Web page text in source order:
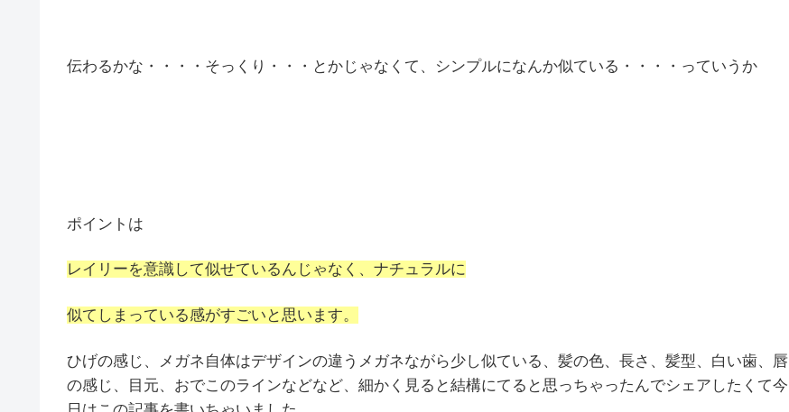
伝わるかな・・・・そっくり・・・とかじゃなくて、シンプルになんか似ている・・・・っていうか
ポイントは
レイリーを意識して似せているんじゃなく、ナチュラルに
似てしまっている感がすごいと思います。
ひげの感じ、メガネ自体はデザインの違うメガネながら少し似ている、髪の色、長さ、髪型、白い歯、唇
の感じ、目元、おでこのラインなどなど、細かく見ると結構にてると思っちゃったんでシェアしたくて今